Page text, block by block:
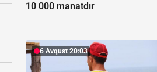
10 000 manatdır
6 Avqust 20:03